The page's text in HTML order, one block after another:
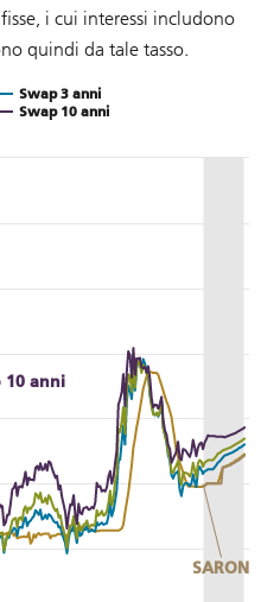
i cui interessi includono
quindi da tale tasso.
sul Libor, a partire dal 2011
Range: 2005 to 2026
10 anni
SARON
Swap 3 anni
Swap 10 anni